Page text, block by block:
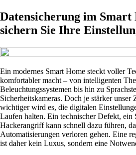
Datensicherung im Smart
sichern Sie Ihre
Ein modernes Smart Home steckt voller
komfortabler macht – von intelligenten
Beleuchtungssystemen bis hin zu
Sicherheitskameras. Doch je stärker unser
wichtiger wird es, die digitalen
Laufen halten. Ein technischer Defekt, ein
Hackerangriff kann schnell dazu führen,
Automatisierungen verloren gehen. Eine
ist daher kein Luxus, sondern eine